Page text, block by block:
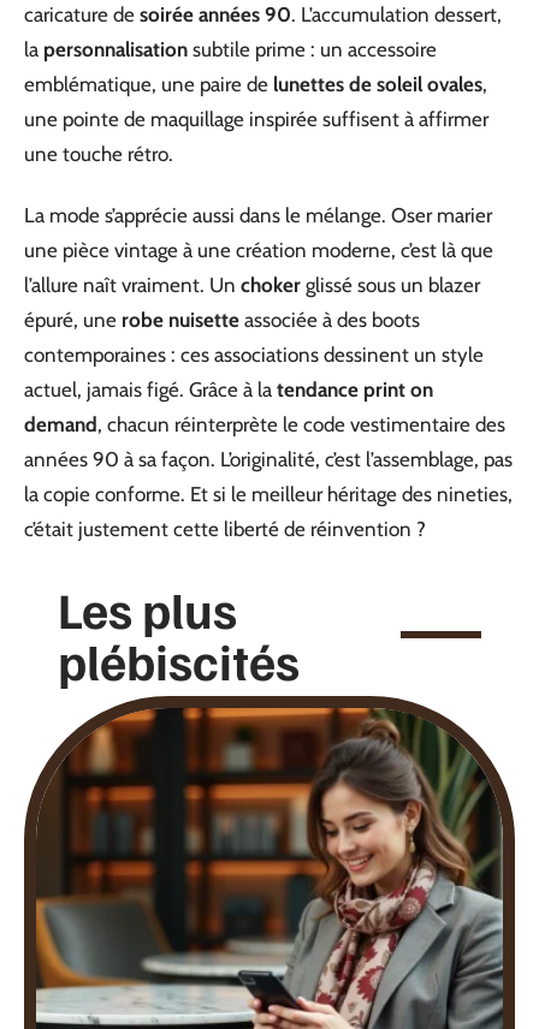
caricature de soirée années 90. L’accumulation dessert,
la personnalisation subtile prime : un accessoire
emblématique, une paire de lunettes de soleil ovales,
une pointe de maquillage inspirée suffisent à affirmer
une touche rétro.
La mode s’apprécie aussi dans le mélange. Oser marier
une pièce vintage à une création moderne, c’est là que
l’allure naît vraiment. Un choker glissé sous un blazer
épuré, une robe nuisette associée à des boots
contemporaines : ces associations dessinent un style
actuel, jamais figé. Grâce à la tendance print on
demand, chacun réinterprète le code vestimentaire des
années 90 à sa façon. L’originalité, c’est l’assemblage, pas
la copie conforme. Et si le meilleur héritage des nineties,
c’était justement cette liberté de réinvention ?
Les plus
plébiscités